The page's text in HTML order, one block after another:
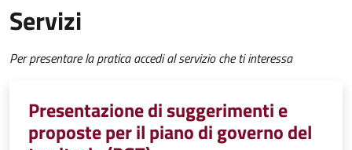
Servizi
Per presentare la pratica accedi al servizio che ti interessa
Presentazione di suggerimenti e
proposte per il piano di governo del